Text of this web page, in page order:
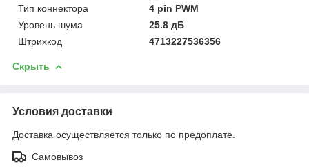
Тип коннектора
4 pin PWM
Уровень шума
25.8 дБ
Штрихкод
4713227536356
Скрыть
Условия доставки
Доставка осуществляется только по предоплате.
Самовывоз